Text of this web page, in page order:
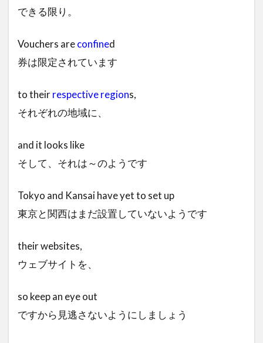
できる限り。
Vouchers areconfined
券は限定されています
to theirrespectiveregions,
それぞれの地域に、
and it looks like
そして、それは～のようです
Tokyo and Kansai have yet to set up
東京と関西はまだ設置していないようです
their websites,
ウェブサイトを、
so keep an eye out
ですから見逃さないようにしましょう